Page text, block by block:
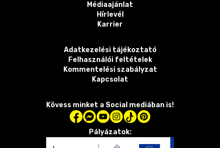
Médiaajánlat
Hírlevél
Karrier
Adatkezelési tájékoztató
Felhasználói feltételek
Kommentelési szabályzat
Kapcsolat
Kövess minket a Social mediában is!
Pályázatok: